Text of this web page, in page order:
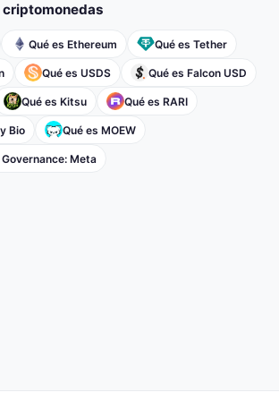
Qué es Ethereum Qué es Tether
Qué es USDS Qué es Falcon USD
Qué es Kitsu Qué es RARI
Bio Qué es MOEW
Meta